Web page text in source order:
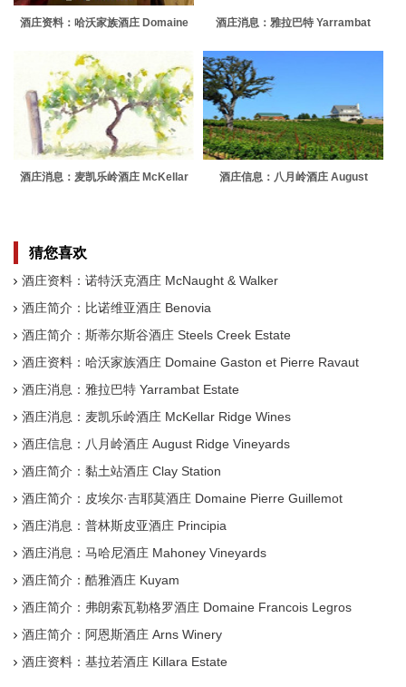
酒庄资料：哈沃家族酒庄 Domaine
酒庄消息：雅拉巴特 Yarrambat
酒庄消息：麦凯乐岭酒庄 McKellar
酒庄信息：八月岭酒庄 August
猜您喜欢
酒庄资料：诺特沃克酒庄 McNaught & Walker
酒庄简介：比诺维亚酒庄 Benovia
酒庄简介：斯蒂尔斯谷酒庄 Steels Creek Estate
酒庄资料：哈沃家族酒庄 Domaine Gaston et Pierre Ravaut
酒庄消息：雅拉巴特 Yarrambat Estate
酒庄消息：麦凯乐岭酒庄 McKellar Ridge Wines
酒庄信息：八月岭酒庄 August Ridge Vineyards
酒庄简介：黏土站酒庄 Clay Station
酒庄简介：皮埃尔·吉耶莫酒庄 Domaine Pierre Guillemot
酒庄消息：普林斯皮亚酒庄 Principia
酒庄消息：马哈尼酒庄 Mahoney Vineyards
酒庄简介：酷雅酒庄 Kuyam
酒庄简介：弗朗索瓦勒格罗酒庄 Domaine Francois Legros
酒庄简介：阿恩斯酒庄 Arns Winery
酒庄资料：基拉若酒庄 Killara Estate